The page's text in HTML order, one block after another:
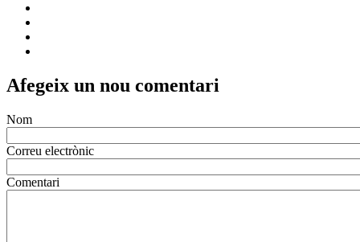
Afegeix un nou comentari
Nom
Correu electrònic
Comentari